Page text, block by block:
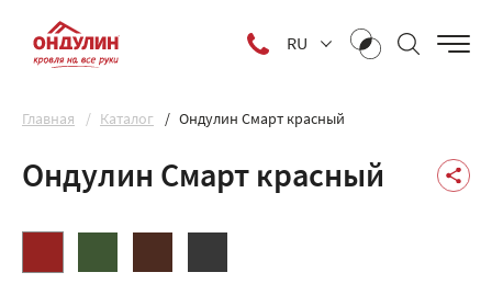
RU
Главная Каталог Ондулин Смарт красный
Ондулин Смарт красный